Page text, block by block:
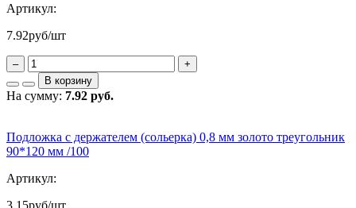
Артикул:
7.92руб/шт
–
+
В корзину
На сумму: 7.92 руб.
Подложка с держателем (сольерка) 0,8 мм золото треугольник
90*120 мм /100
Артикул: